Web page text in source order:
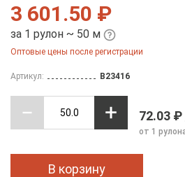
3 601.50 ₽
за 1 рулон ~ 50 м
Оптовые цены после регистрации
Артикул: B23416
72.03
от 1
В корзину